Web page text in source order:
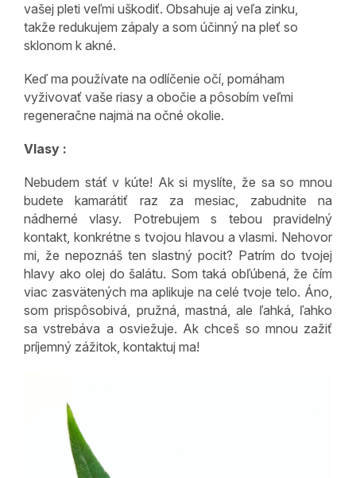
vašej pleti veľmi uškodiť. Obsahuje aj veľa zinku,
takže redukujem zápaly a som účinný na pleť so
sklonom k akné.
Keď ma používate na odlíčenie očí, pomáham
vyživovať vaše riasy a obočie a pôsobím veľmi
regeneračne najmä na očné okolie.
Vlasy :
Nebudem stáť v kúte! Ak si myslíte, že sa so mnou
budete kamarátiť raz za mesiac, zabudnite na
nádherné vlasy. Potrebujem s tebou pravidelný
kontakt, konkrétne s tvojou hlavou a vlasmi. Nehovor
mi, že nepoznáš ten slastný pocit? Patrím do tvojej
hlavy ako olej do šalátu. Som taká obľúbená, že čím
viac zasvätených ma aplikuje na celé tvoje telo. Áno,
som prispôsobivá, pružná, mastná, ale ľahká, ľahko
sa vstrebáva a osviežuje. Ak chceš so mnou zažiť
príjemný zážitok, kontaktuj ma!